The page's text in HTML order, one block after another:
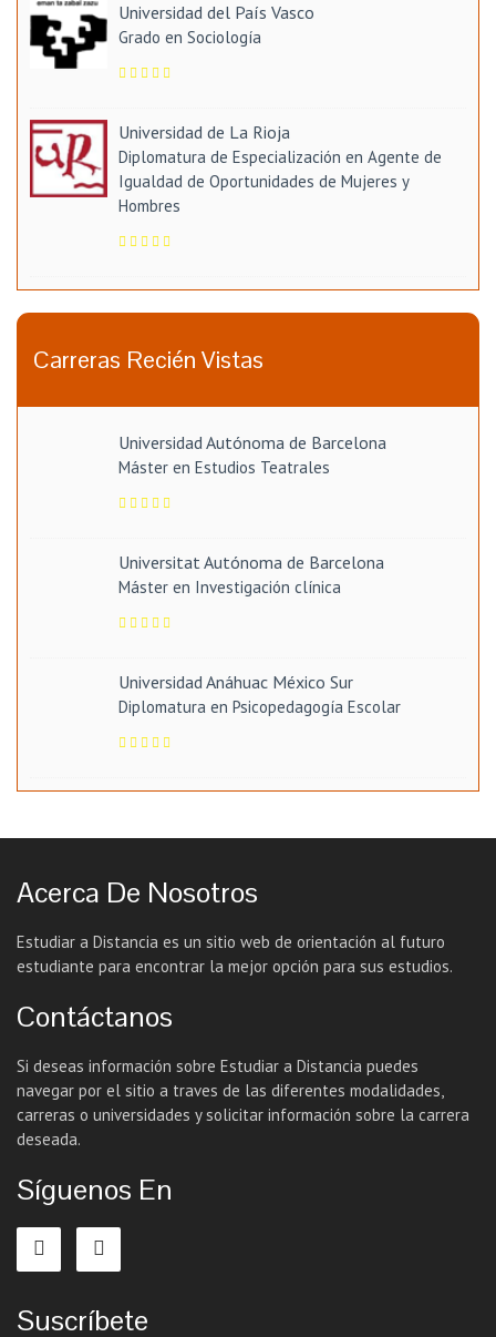
Universidad del País Vasco
Grado en Sociología
Universidad de La Rioja
Diplomatura de Especialización en Agente de
Igualdad de Oportunidades de Mujeres y
Hombres
Carreras Recién Vistas
Universidad Autónoma de Barcelona
Máster en Estudios Teatrales
Universitat Autónoma de Barcelona
Máster en Investigación clínica
Universidad Anáhuac México Sur
Diplomatura en Psicopedagogía Escolar
Acerca De Nosotros
Estudiar a Distancia es un sitio web de orientación al futuro
estudiante para encontrar la mejor opción para sus estudios.
Contáctanos
Si deseas información sobre Estudiar a Distancia puedes
navegar por el sitio a traves de las diferentes modalidades,
carreras o universidades y solicitar información sobre la carrera
deseada.
Síguenos En
Suscríbete